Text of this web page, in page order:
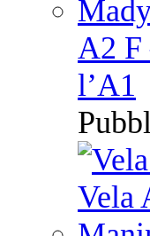
A2 F
l’A1